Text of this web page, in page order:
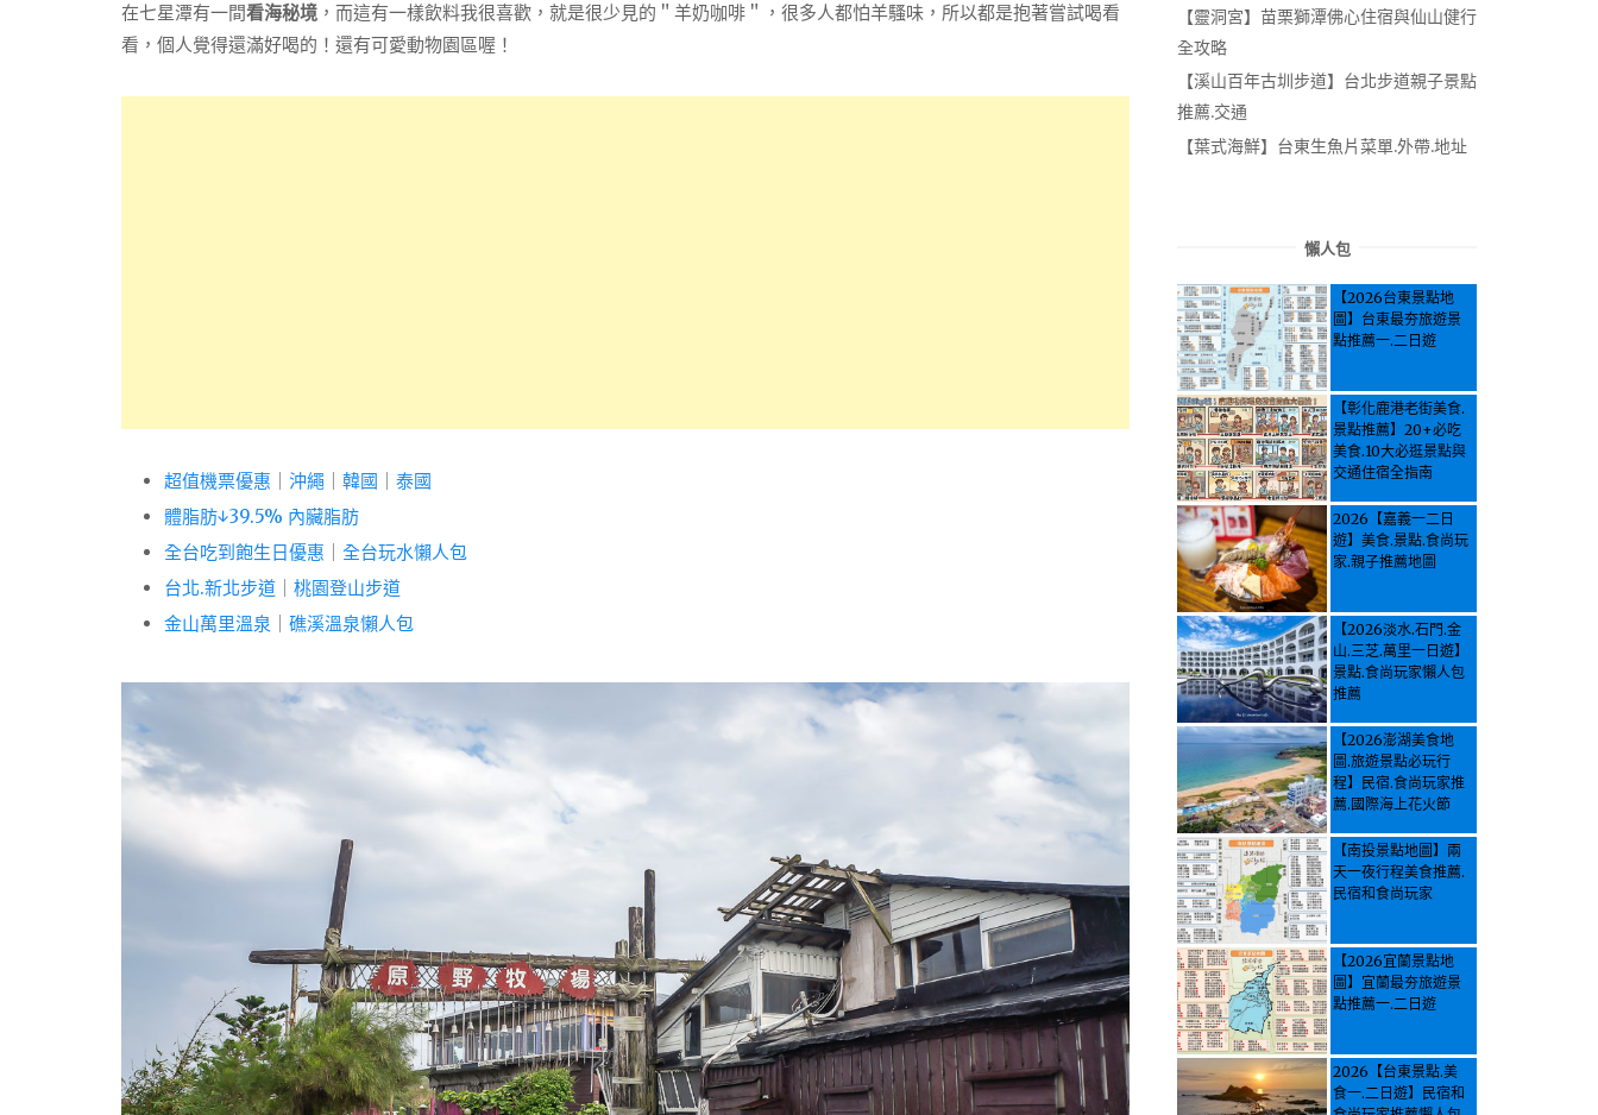
在七星潭有一間看海秘境 ，而這有一樣飲料我很喜歡，就是很少見的＂羊奶咖啡＂，很多人都怕羊騷味，所以都是抱著嘗試喝看
看，個人覺得還滿好喝的！還有可愛動物園區喔！
超值機票優惠 沖繩 韓國
泰國
體脂肪↓39.5% 內臟脂肪
全台吃到飽生日優惠
全台玩水懶人包
台北.新北步道
桃園登山步道
金山萬里溫泉
礁溪溫泉懶人包
【靈洞宮】苗栗獅潭佛心住宿與仙山健行
全攻略
【溪山百年古圳步道】台北步道親子景點
推薦.交通
【葉式海鮮】台東生魚片菜單.外帶.地址
懶人包
【2026台東景點地
圖】台東最夯旅遊景
點推薦一.二日遊
【彰化鹿港老街美食.
景點推薦】20+必吃
美食.10大必逛景點與
交通住宿全指南
2026【嘉義一二日
遊】美食.景點.食尚玩
家.親子推薦地圖
【2026淡水.石門.金
山.三芝.萬里一日遊】
景點.食尚玩家懶人包
推薦
【2026澎湖美食地
圖.旅遊景點必玩行
程】民宿.食尚玩家推
薦.國際海上花火節
【南投景點地圖】兩
天一夜行程美食推薦.
民宿和食尚玩家
【2026宜蘭景點地
圖】宜蘭最夯旅遊景
點推薦一.二日遊
2026【台東景點.美
食一.二日遊】民宿和